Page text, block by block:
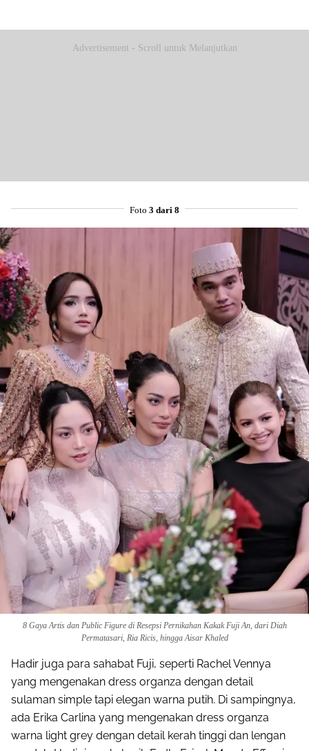
Advertisement - Scroll untuk Melanjutkan
Foto 3 dari 8
8 Gaya Artis dan Public Figure di Resepsi Pernikahan Kakak Fuji An, dari Diah
Permatasari, Ria Ricis, hingga Aisar Khaled
Hadir juga para sahabat Fuji, seperti Rachel Vennya
yang mengenakan dress organza dengan detail
sulaman simple tapi elegan warna putih. Di sampingnya,
ada Erika Carlina yang mengenakan dress organza
warna light grey dengan detail kerah tinggi dan lengan